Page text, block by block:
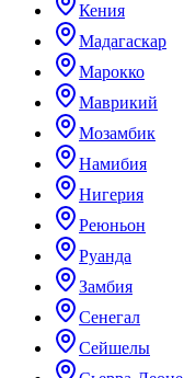
Кения
Мадагаскар
Марокко
Маврикий
Мозамбик
Намибия
Нигерия
Реюньон
Руанда
Замбия
Сенегал
Сейшелы